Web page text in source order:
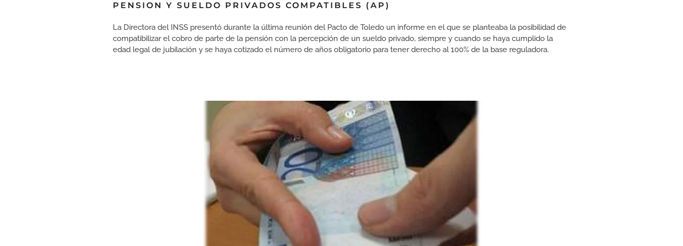
PENSION Y SUELDO PRIVADOS COMPATIBLES (AP)
La Directora del INSS presentó durante la última reunión del Pacto de Toledo un informe en el que se planteaba la posibilidad de
compatibilizar el cobro de parte de la pensión con la percepción de un sueldo privado, siempre y cuando se haya cumplido la
edad legal de jubilación y se haya cotizado el número de años obligatorio para tener derecho al 100% de la base reguladora.